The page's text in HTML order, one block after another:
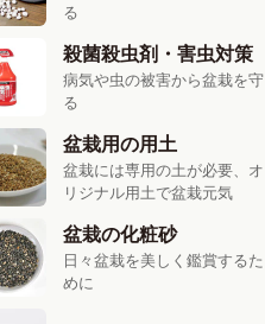
る
殺菌殺虫剤・害虫対策
病気や虫の被害から盆栽を守
る
盆栽用の用土
盆栽には専用の土が必要、オ
リジナル用土で盆栽元気
盆栽の化粧砂
日々盆栽を美しく鑑賞するた
めに